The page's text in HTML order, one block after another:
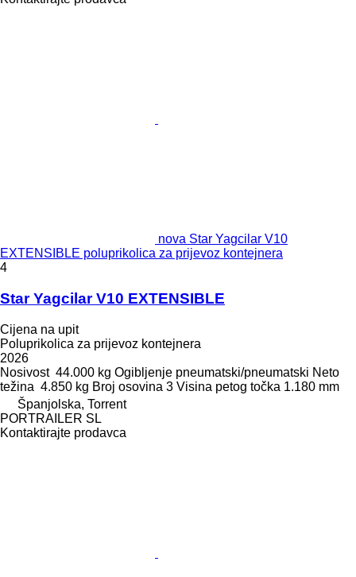
nova Star Yagcilar V10
EXTENSIBLE poluprikolica za prijevoz kontejnera
4
Star Yagcilar V10 EXTENSIBLE
Cijena na upit
Poluprikolica za prijevoz kontejnera
2026
Nosivost 44.000 kg Ogibljenje pneumatski/pneumatski Neto
težina 4.850 kg Broj osovina 3 Visina petog točka 1.180 mm
Španjolska, Torrent
PORTRAILER SL
Kontaktirajte prodavca